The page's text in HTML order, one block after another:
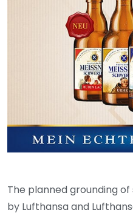
The planned grounding
by Lufthansa and